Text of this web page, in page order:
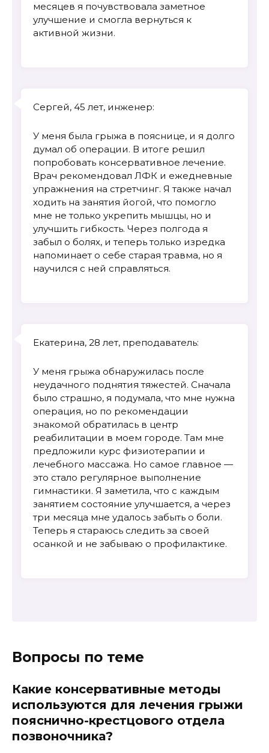
месяцев я почувствовала заметное
улучшение и смогла вернуться к
активной жизни.
Сергей, 45 лет, инженер:
У меня была грыжа в пояснице, и я долго
думал об операции. В итоге решил
попробовать консервативное лечение.
Врач рекомендовал ЛФК и ежедневные
упражнения на стретчинг. Я также начал
ходить на занятия йогой, что помогло
мне не только укрепить мышцы, но и
улучшить гибкость. Через полгода я
забыл о болях, и теперь только изредка
напоминает о себе старая травма, но я
научился с ней справляться.
Екатерина, 28 лет, преподаватель:
У меня грыжа обнаружилась после
неудачного поднятия тяжестей. Сначала
было страшно, я подумала, что мне нужна
операция, но по рекомендации
знакомой обратилась в центр
реабилитации в моем городе. Там мне
предложили курс физиотерапии и
лечебного массажа. Но самое главное —
это стало регулярное выполнение
гимнастики. Я заметила, что с каждым
занятием состояние улучшается, а через
три месяца мне удалось забыть о боли.
Теперь я стараюсь следить за своей
осанкой и не забываю о профилактике.
Вопросы по теме
Какие консервативные методы
используются для лечения грыжи
пояснично-крестцового отдела
позвоночника?